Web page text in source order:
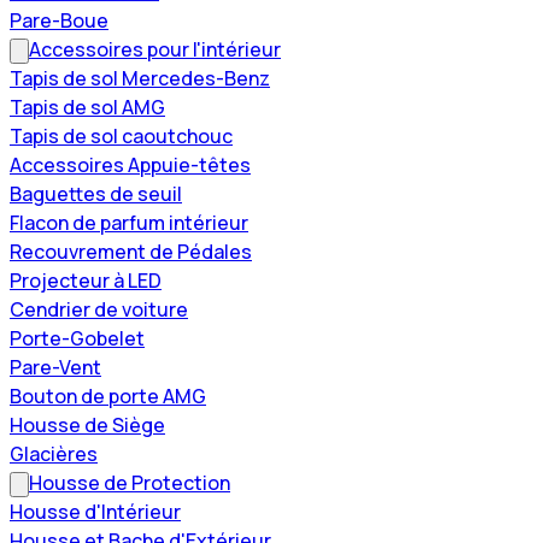
Pare-Boue
Accessoires pour l'intérieur
Tapis de sol Mercedes-Benz
Tapis de sol AMG
Tapis de sol caoutchouc
Accessoires Appuie-têtes
Baguettes de seuil
Flacon de parfum intérieur
Recouvrement de Pédales
Projecteur à LED
Cendrier de voiture
Porte-Gobelet
Pare-Vent
Bouton de porte AMG
Housse de Siège
Glacières
Housse de Protection
Housse d'Intérieur